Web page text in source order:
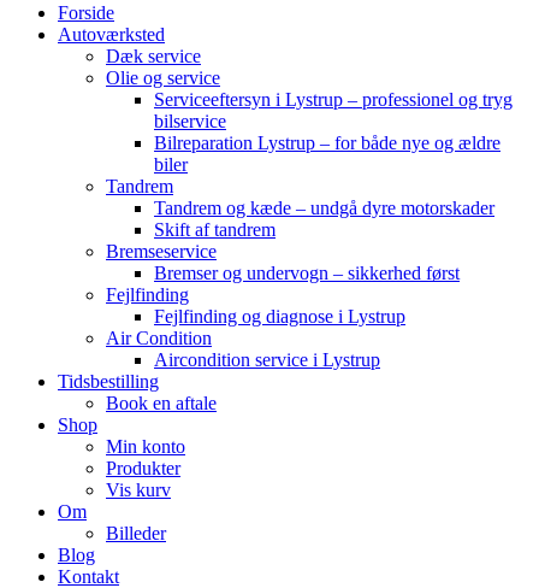
Forside
Autoværksted
Dæk service
Olie og service
Serviceeftersyn i Lystrup – professionel og tryg
bilservice
Bilreparation Lystrup – for både nye og ældre
biler
Tandrem
Tandrem og kæde – undgå dyre motorskader
Skift af tandrem
Bremseservice
Bremser og undervogn – sikkerhed først
Fejlfinding
Fejlfinding og diagnose i Lystrup
Air Condition
Aircondition service i Lystrup
Tidsbestilling
Book en aftale
Shop
Min konto
Produkter
Vis kurv
Om
Billeder
Blog
Kontakt